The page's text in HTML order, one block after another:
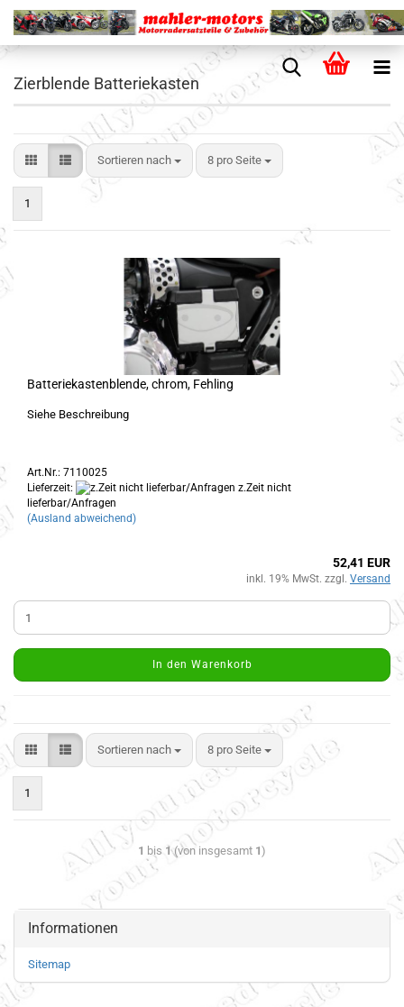
Zierblende Batteriekasten
Sortieren nach 8 pro Seite
1
Batteriekastenblende, chrom, Fehling
Siehe Beschreibung
Art.Nr.: 7110025
Lieferzeit:
z.Zeit nicht
lieferbar/Anfragen
(Ausland abweichend)
52,41 EUR
inkl. 19% MwSt. zzgl. Versand
In den Warenkorb
Sortieren nach 8 pro Seite
1
1 bis 1(von insgesamt 1)
Informationen
Sitemap